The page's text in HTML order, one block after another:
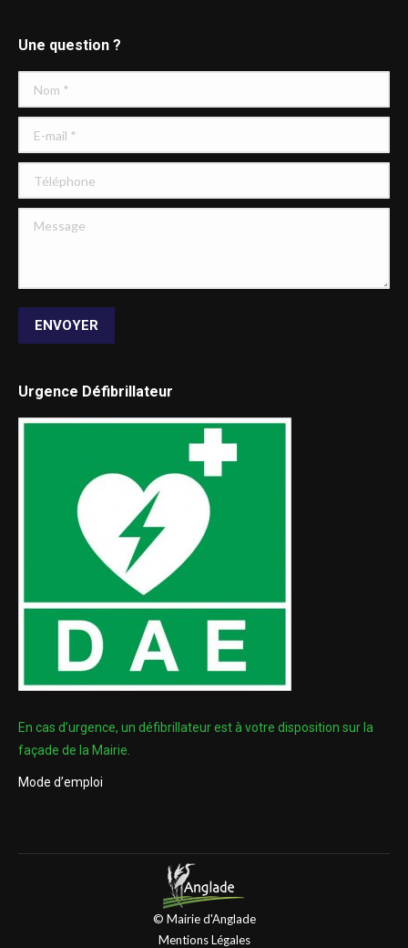
Une question ?
Nom *
E-mail *
Téléphone
Message
ENVOYER
Urgence Défibrillateur
En cas d’urgence, un défibrillateur est à votre disposition sur la
façade de la Mairie.
Mode d’emploi
© Mairie d'Anglade
Mentions Légales